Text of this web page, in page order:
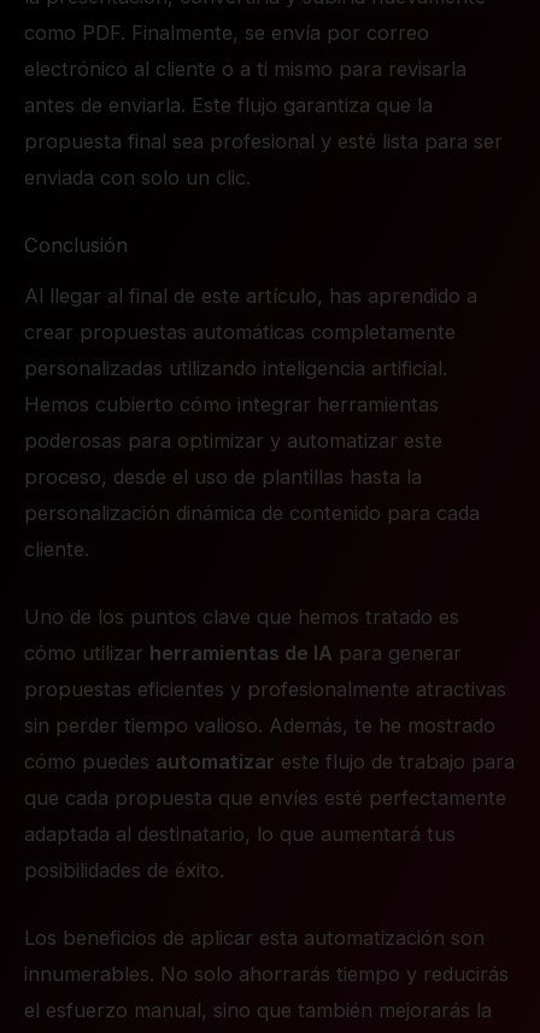
como PDF. Finalmente, se envía por correo
electrónico al cliente o a ti mismo para revisarla
antes de enviarla. Este flujo garantiza que la
propuesta final sea profesional y esté lista para ser
enviada con solo un clic.
Conclusión
Al llegar al final de este artículo, has aprendido a
crear propuestas automáticas completamente
personalizadas utilizando inteligencia artificial.
Hemos cubierto cómo integrar herramientas
poderosas para optimizar y automatizar este
proceso, desde el uso de plantillas hasta la
personalización dinámica de contenido para cada
cliente.
Uno de los puntos clave que hemos tratado es
cómo utilizar herramientas de IA para generar
propuestas eficientes y profesionalmente atractivas
sin perder tiempo valioso. Además, te he mostrado
cómo puedes automatizar este flujo de trabajo para
que cada propuesta que envíes esté perfectamente
adaptada al destinatario, lo que aumentará tus
posibilidades de éxito.
Los beneficios de aplicar esta automatización son
innumerables. No solo ahorrarás tiempo y reducirás
el esfuerzo manual, sino que también mejorarás la